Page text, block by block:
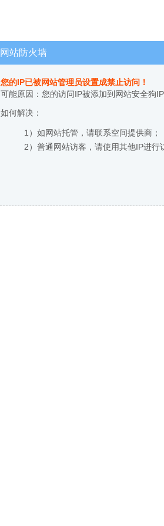
网站防火墙
您的IP已被网站管理员设置成禁止访问！
可能原因：您的访问IP被添加到网站安全狗
如何解决：
1）如网站托管，请联系空间提供商；
2）普通网站访客，请使用其他IP进行